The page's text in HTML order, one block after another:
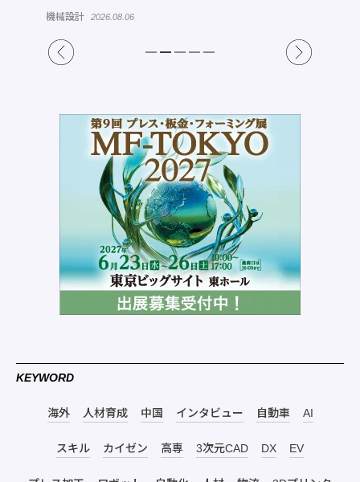
トコム
機械設計 2026.08.06
KEYWORD
海外 人材育成 中国 インタビュー 自動車 AI
スキル カイゼン 高専 3次元CAD DX EV